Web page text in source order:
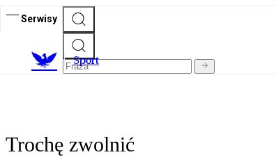
Serwisy
Sport
Trochę zwolnić